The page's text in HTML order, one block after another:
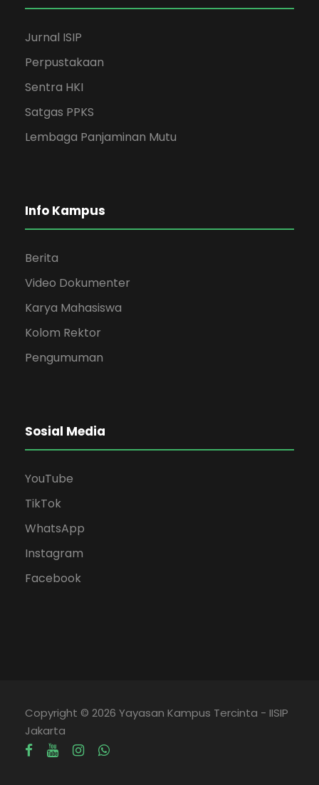
Jurnal ISIP
Perpustakaan
Sentra HKI
Satgas PPKS
Lembaga Panjaminan Mutu
Info Kampus
Berita
Video Dokumenter
Karya Mahasiswa
Kolom Rektor
Pengumuman
Sosial Media
YouTube
TikTok
WhatsApp
Instagram
Facebook
Copyright © 2026 Yayasan Kampus Tercinta - IISIP
Jakarta